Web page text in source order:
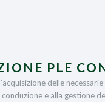
PLE
delle
conduzione e alla gestione